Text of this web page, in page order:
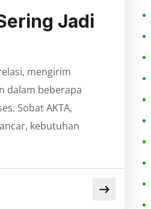
Jadi
mengirim
dalam beberapa
Sobat AKTA,
kebutuhan